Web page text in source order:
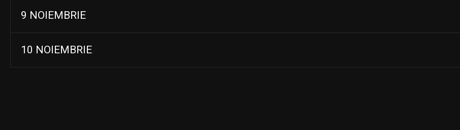
9 NOIEMBRIE
10 NOIEMBRIE